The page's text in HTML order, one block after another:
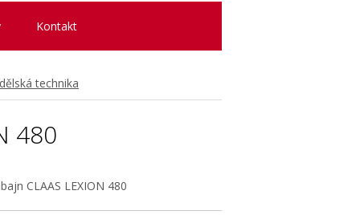
Kontakt
technika
480
CLAAS LEXION 480